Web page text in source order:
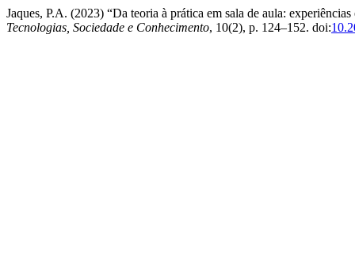
Jaques, P.A. (2023) “Da teoria à prática em sala de aula:
Tecnologias, Sociedade e Conhecimento, 10(2), p. 124–152. doi: